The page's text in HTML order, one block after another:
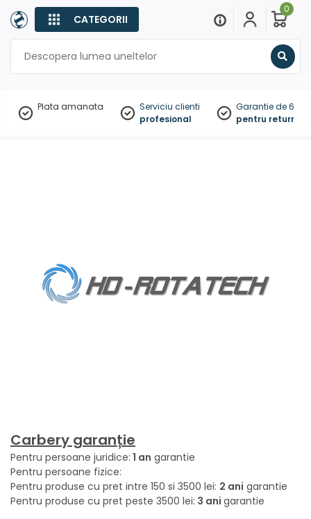
CATEGORII
0
Plata amanata
Serviciu clienti
profesional
Garantie de 60
pentru
Carbery garanție
Pentru persoane juridice: 1 an garantie
Pentru persoane fizice:
Pentru produse cu pret intre 150 si 3500 lei: 2 ani garantie
Pentru produse cu pret peste 3500 lei: 3 ani garantie